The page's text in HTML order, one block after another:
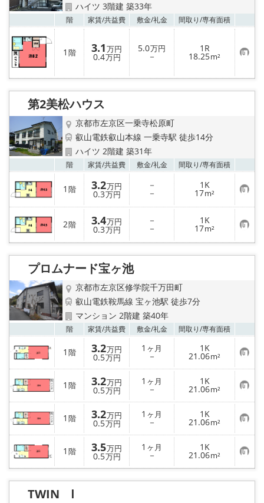
ハイツ 3階建 築33年
階 家賃/共益費 敷金/礼金 間取り/専有面積
1 階 3.1万円
0.4万円
5.0万円
－
1R
18.25m² お
気
に
入
り
第2美松ハウス
京都市左京区一乗寺松原町
叡山電鉄叡山本線 一乗寺駅 徒歩14分
ハイツ 2階建 築31年
階 家賃/共益費 敷金/礼金 間取り/専有面積
1 階 3.2万円
0.3万円
－
－
1K
17m² お
気
に
入
り
登
録
2階 3.4万円
0.3万円
－
－
1K
17m² お
気
に
入
プロムナード宝ヶ池
京都市左京区修学院千万田町
叡山電鉄鞍馬線 宝ヶ池駅 徒歩7分
マンション 2階建 築40年
階 家賃/共益費 敷金/礼金 間取り/専有面積
1 階 3.2万円
0.5万円
1 ヶ月
－
1K
21.06m² お
気
に
入
り
登
録
1 階 3.2万円
0.5万円
1 ヶ月
－
1K
21.06m² お
気
に
入
り
登
録
1 階 3.2万円
0.5万円
1 ヶ月
－
1K
21.06m² お
気
に
入
り
登
録
1 階 3.5万円
0.5万円
1 ヶ月
－
1K
21.06m² お
気
に
入
TWIN Ⅰ